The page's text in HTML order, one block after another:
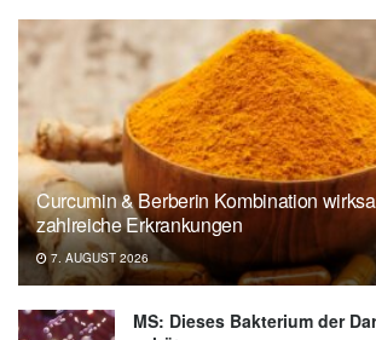
Curcumin & Berberin Kombination
zahlreiche Erkrankungen
7. AUGUST 2026
MS: Dieses Bakterium der